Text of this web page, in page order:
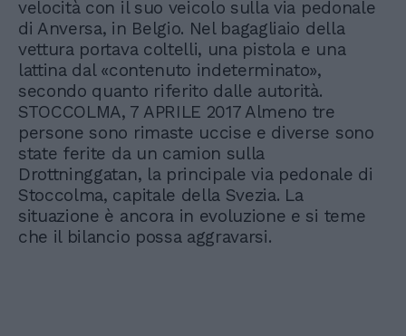
velocità con il suo veicolo sulla via pedonale
di Anversa, in Belgio. Nel bagagliaio della
vettura portava coltelli, una pistola e una
lattina dal «contenuto indeterminato»,
secondo quanto riferito dalle autorità.
STOCCOLMA, 7 APRILE 2017 Almeno tre
persone sono rimaste uccise e diverse sono
state ferite da un camion sulla
Drottninggatan, la principale via pedonale di
Stoccolma, capitale della Svezia. La
situazione è ancora in evoluzione e si teme
che il bilancio possa aggravarsi.